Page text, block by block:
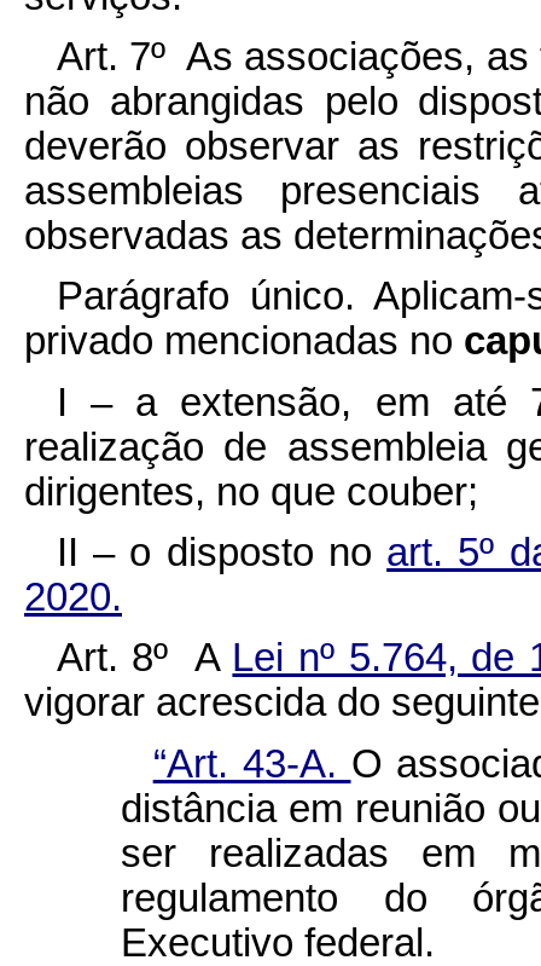
Art. 7º As associações,
não abrangidas pelo
deverão observar as
assembleias
observadas as
Parágrafo único.
privado mencionadas no
I – a extensão, em até
realização de assembleia
dirigentes, no que couber;
II – o disposto no art. 5º
2020.
Art. 8º A Lei nº 5.764,
vigorar acrescida do
“Art. 43-A. O
distância em reunião
ser realizadas em
regulamento do
Executivo federal.